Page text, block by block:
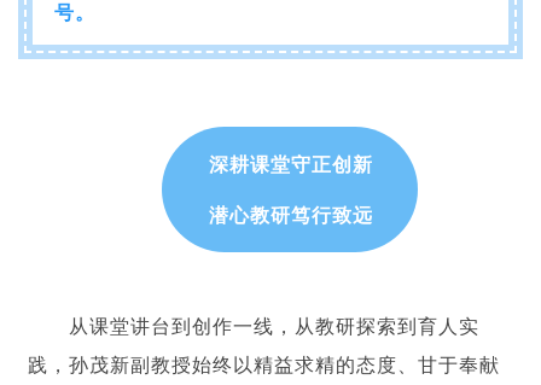
号。
深耕课堂守正创新
潜心教研笃行致远
从课堂讲台到创作一线，从教研探索到育人实
践，孙茂新副教授始终以精益求精的态度、甘于奉献